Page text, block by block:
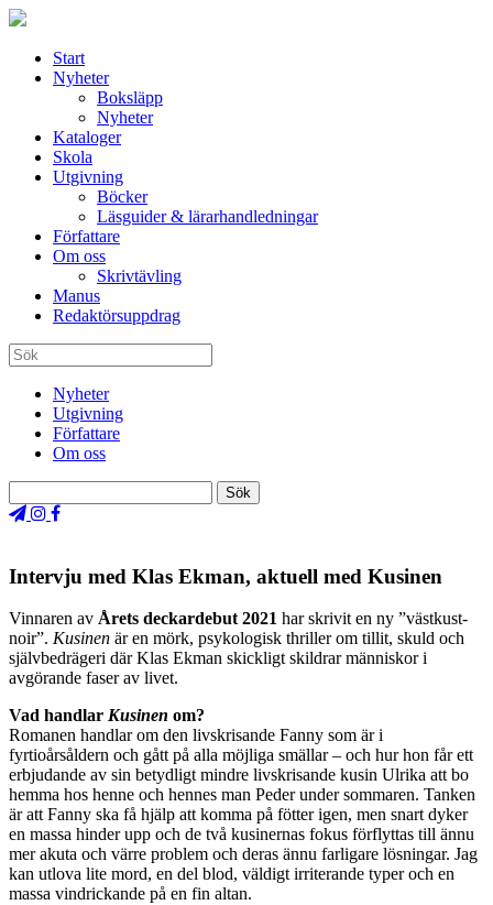
Start
Nyheter
Boksläpp
Nyheter
Kataloger
Skola
Utgivning
Böcker
Läsguider & lärarhandledningar
Författare
Om oss
Skrivtävling
Manus
Redaktörsuppdrag
Nyheter
Utgivning
Författare
Om oss
Intervju med Klas Ekman, aktuell med Kusinen
Vinnaren av Årets deckardebut 2021 har skrivit en ny ”västkust-
noir”. Kusinen är en mörk, psykologisk thriller om tillit, skuld och
självbedrägeri där Klas Ekman skickligt skildrar människor i
avgörande faser av livet.
Vad handlar Kusinen om?
Romanen handlar om den livskrisande Fanny som är i
fyrtioårsåldern och gått på alla möjliga smällar – och hur hon får ett
erbjudande av sin betydligt mindre livskrisande kusin Ulrika att bo
hemma hos henne och hennes man Peder under sommaren. Tanken
är att Fanny ska få hjälp att komma på fötter igen, men snart dyker
en massa hinder upp och de två kusinernas fokus förflyttas till ännu
mer akuta och värre problem och deras ännu farligare lösningar. Jag
kan utlova lite mord, en del blod, väldigt irriterande typer och en
massa vindrickande på en fin altan.